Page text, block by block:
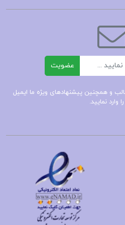
شاملو هیوا مسیح
در بدن انسان محمد راتب
عضویت
و همچنین پیشنهادهای ویژه ما ایمیل
وارد نمایید.